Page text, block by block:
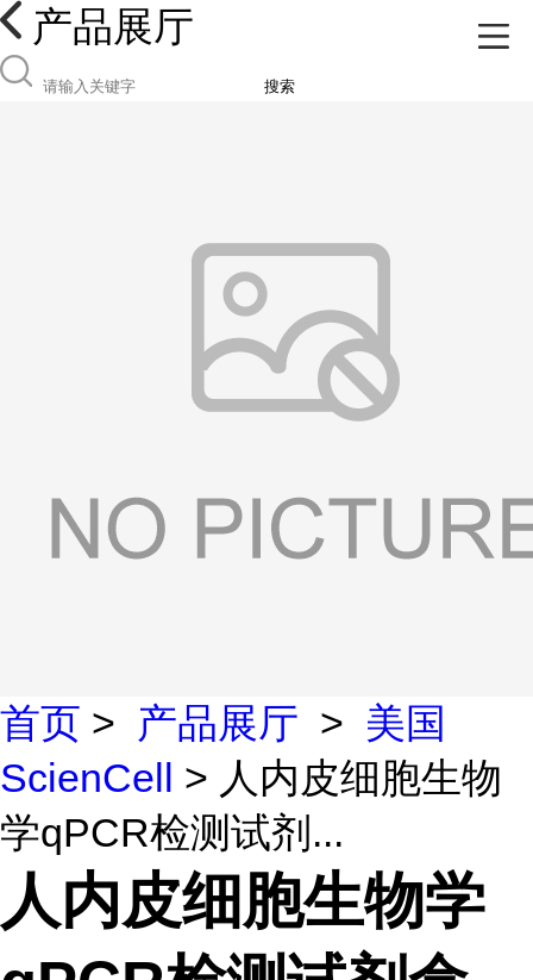
产品展厅
搜索
首页 > 产品展厅 > 美国
ScienCell > 人内皮细胞生物
学qPCR检测试剂...
人内皮细胞生物学